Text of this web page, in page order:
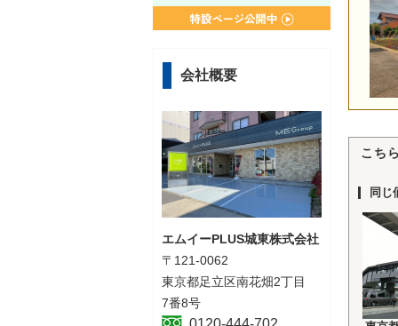
こち
同じ
会社概要
エムイーPLUS城東株式会社
〒121-0062
東京都足立区南花畑2丁目
7番8号